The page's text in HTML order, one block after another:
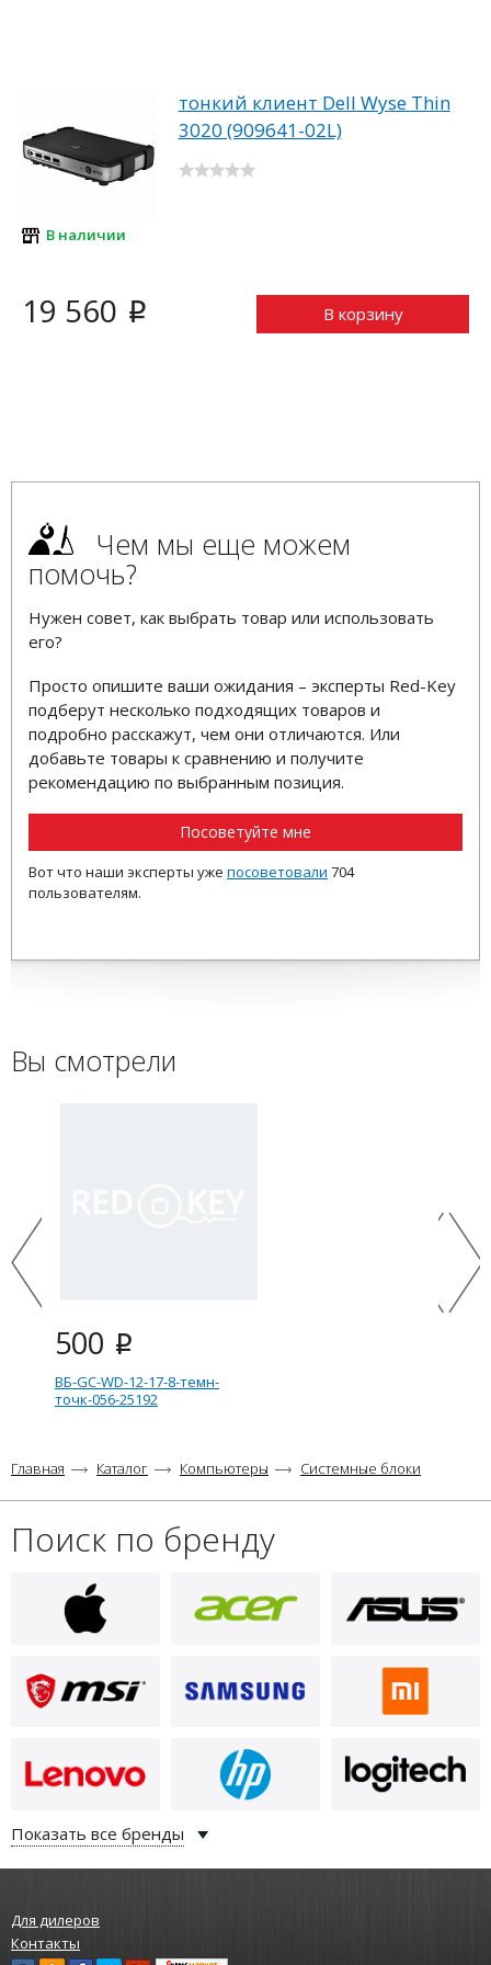
В наличии
тонкий клиент Dell Wyse Thin
3020 (909641-02L)
19 560 i В корзину
Чем мы еще можем
помочь?
Нужен совет, как выбрать товар или использовать
его?
Просто опишите ваши ожидания – эксперты Red-Key
подберут несколько подходящих товаров и
подробно расскажут, чем они отличаются. Или
добавьте товары к сравнению и получите
рекомендацию по выбранным позиция.
Посоветуйте мне
Вот что наши эксперты уже посоветовали 704
пользователям.
Вы смотрели
500 i
ВБ-GC-WD-12-17-8-темн-
точк-056-25192
500i
Главная Каталог Компьютеры Системные блоки
Поиск по бренду
Показать все бренды
Для дилеров
Контакты